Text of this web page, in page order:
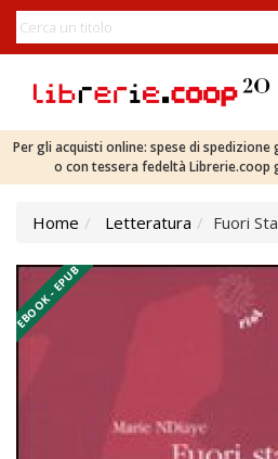
Per gli acquisti online: spese di spedizione
o con tessera fedeltà Librerie.coop
Home Letteratura Fuori
EBOOK - EPUB